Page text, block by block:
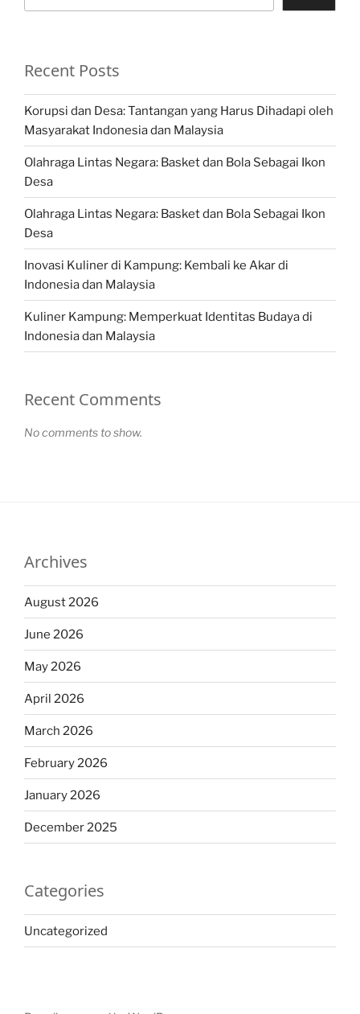
Recent Posts
Korupsi dan Desa: Tantangan yang Harus Dihadapi oleh
Masyarakat Indonesia dan Malaysia
Olahraga Lintas Negara: Basket dan Bola Sebagai Ikon
Desa
Olahraga Lintas Negara: Basket dan Bola Sebagai Ikon
Desa
Inovasi Kuliner di Kampung: Kembali ke Akar di
Indonesia dan Malaysia
Kuliner Kampung: Memperkuat Identitas Budaya di
Indonesia dan Malaysia
Recent Comments
No comments to show.
Archives
August 2026
June 2026
May 2026
April 2026
March 2026
February 2026
January 2026
December 2025
Categories
Uncategorized